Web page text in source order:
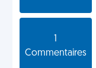
Commentaires